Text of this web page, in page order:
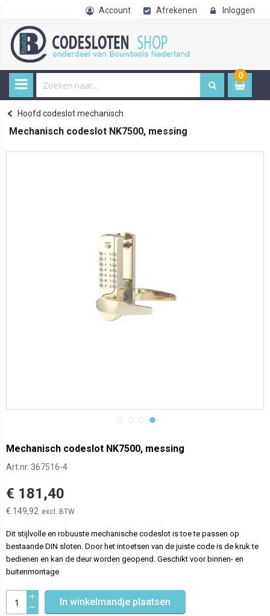
Account Afrekenen Inloggen
0
item
Home
Codesloten
Codesloten voor deuren
Codeslot
Hoofd codeslot mechanisch
Mechanisch codeslot NK7500, messing
Mechanisch codeslot NK7500, messing
Art.nr. 367516-4
€ 181,40
€ 149,92
Dit stijlvolle en robuuste mechanische codeslot is toe te passen op
bestaande DIN sloten. Door het intoetsen van de juiste code is de kruk te
bedienen en kan de deur worden geopend. Geschikt voor binnen- en
buitenmontage
In winkelmandje plaatsen